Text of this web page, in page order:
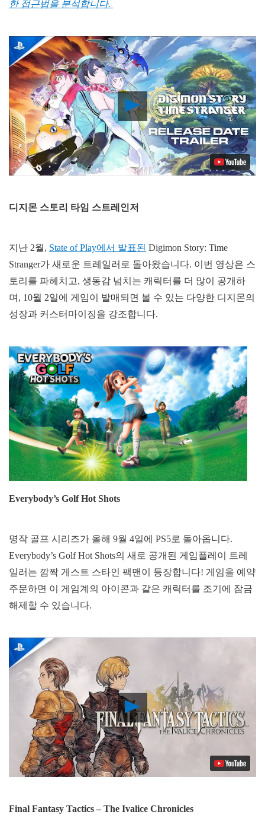
한 접근법을 분석합니다.
Play
Video
디지몬 스토리 타임 스트레인저
지난 2월, State of Play에서 발표된 Digimon Story: Time
Stranger가 새로운 트레일러로 돌아왔습니다. 이번 영상은 스
토리를 파헤치고, 생동감 넘치는 캐릭터를 더 많이 공개하
며, 10월 2일에 게임이 발매되면 볼 수 있는 다양한 디지몬의
성장과 커스터마이징을 강조합니다.
Everybody’s Golf Hot Shots
명작 골프 시리즈가 올해 9월 4일에 PS5로 돌아옵니다.
Everybody’s Golf Hot Shots의 새로 공개된 게임플레이 트레
일러는 깜짝 게스트 스타인 팩맨이 등장합니다! 게임을 예약
주문하면 이 게임계의 아이콘과 같은 캐릭터를 조기에 잠금
해제할 수 있습니다.
Play
Video
Final Fantasy Tactics – The Ivalice Chronicles